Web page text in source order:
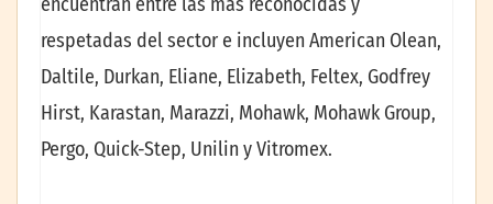
respetadas del sector e incluyen American Olean,
Daltile, Durkan, Eliane, Elizabeth, Feltex, Godfrey
Hirst, Karastan, Marazzi, Mohawk, Mohawk Group,
Pergo, Quick-Step, Unilin y Vitromex.